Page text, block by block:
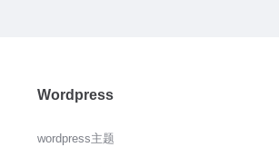
Wordpress
wordpress主题